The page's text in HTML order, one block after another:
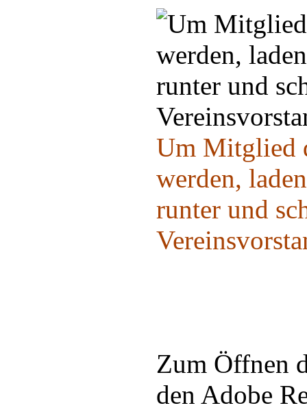
Um Mitglied
werden,
runter und
Zum Öffnen
den Adobe